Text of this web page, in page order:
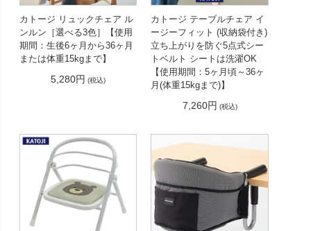
カトージ リュックチェア ル
ンルン［選べる3色］【使用
期間：生後6ヶ月から36ヶ月
または体重15kgまで】
5,280円 (税込)
カトージ テーブルチェア イ
ージーフィット (収納袋付き)
立ち上がりを防ぐ5点式シー
トベルト シートは洗濯OK
【使用期間：5ヶ月頃～36ヶ
月(体重15kgまで)】
7,260円 (税込)